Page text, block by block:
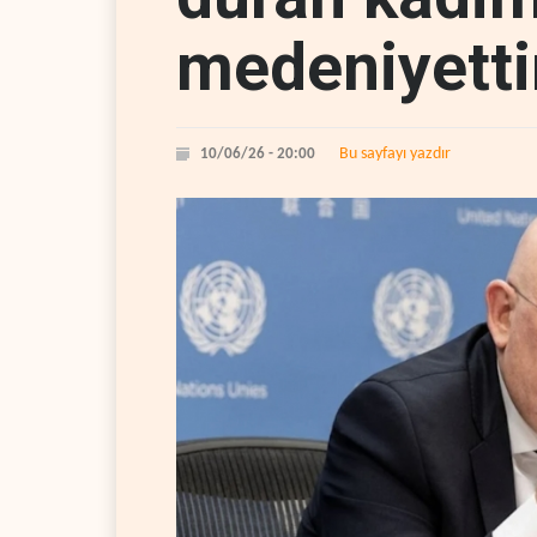
10/06/26 - 20:00 Bu sayfayı yazdır